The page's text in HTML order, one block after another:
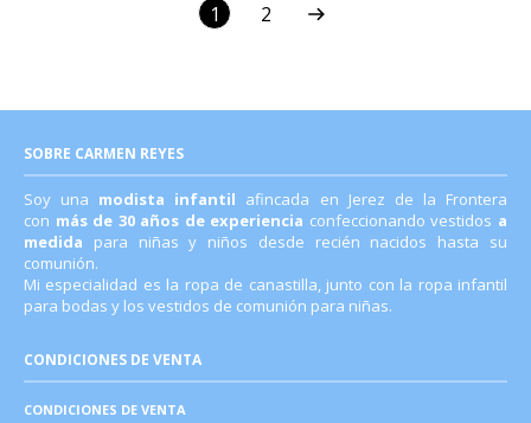
1 2
SOBRE CARMEN REYES
Soy una modista infantil afincada en Jerez de la Frontera
con más de 30 años de experiencia confeccionando vestidos a
medida para niñas y niños desde recién nacidos hasta su
comunión.
Mi especialidad es la ropa de canastilla, junto con la ropa infantil
para bodas y los vestidos de comunión para niñas.
CONDICIONES DE VENTA
CONDICIONES DE VENTA